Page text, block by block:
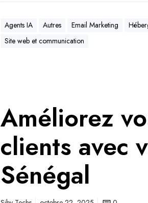
Agents IA Autres Email Marketing
Site web et communication
Améliorez
clients avec
Sénégal